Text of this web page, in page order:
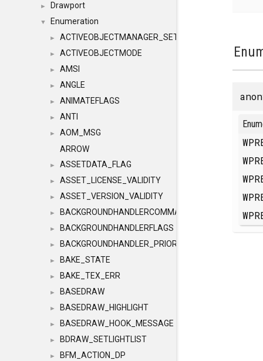
► Drawport
▼ Enumeration
► ACTIVEOBJECTMANAGER_SETOBJECTS
► ACTIVEOBJECTMODE
► AMSI
► ANGLE
► ANIMATEFLAGS
► ANTI
►
AOM_MSG
ARROW
► ASSETDATA_FLAG
► ASSET_LICENSE_VALIDITY
► ASSET_VERSION_VALIDITY
► BACKGROUNDHANDLERCOMMAND
► BACKGROUNDHANDLERFLAGS
► BACKGROUNDHANDLER_PRIORITY
► BAKE_STATE
► BAKE_TEX_ERR
► BASEDRAW
► BASEDRAW_HIGHLIGHT
► BASEDRAW_HOOK_MESSAGE
► BDRAW_SETLIGHTLIST
►
BFM_ACTION_DP